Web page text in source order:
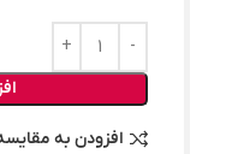
افزودن به